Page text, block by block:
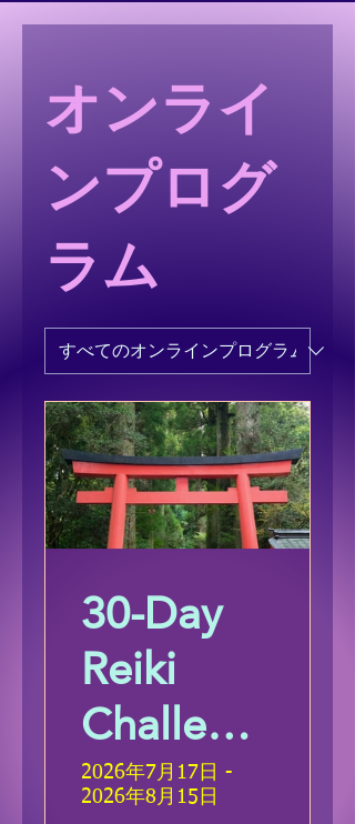
オンライ
ンプログ
ラム
30-Day
Reiki
Challeng
e
2026年7月17日 -
2026年8月15日